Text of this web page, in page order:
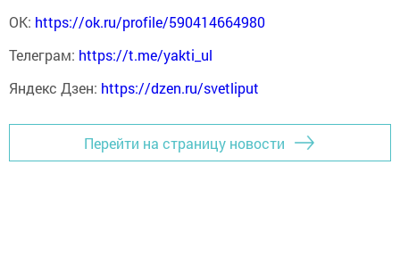
ОК: https://ok.ru/profile/590414664980
Телеграм: https://t.me/yakti_ul
Яндекс Дзен: https://dzen.ru/svetliput
Перейти на страницу новости